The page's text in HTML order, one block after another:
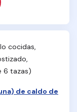
cocidas,
6 tazas)
de caldo de